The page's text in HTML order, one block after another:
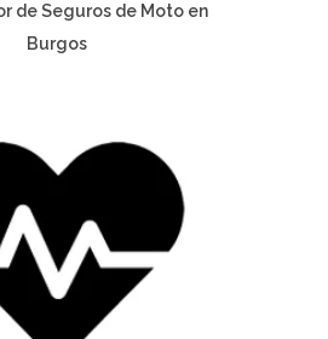
de Seguros de Moto en
Burgos